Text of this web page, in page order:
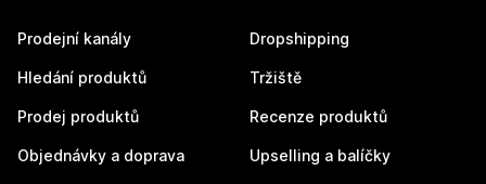
Prodejní kanály
Hledání produktů
Prodej produktů
Objednávky a doprava
Dropshipping
Tržiště
Recenze produktů
Upselling a balíčky